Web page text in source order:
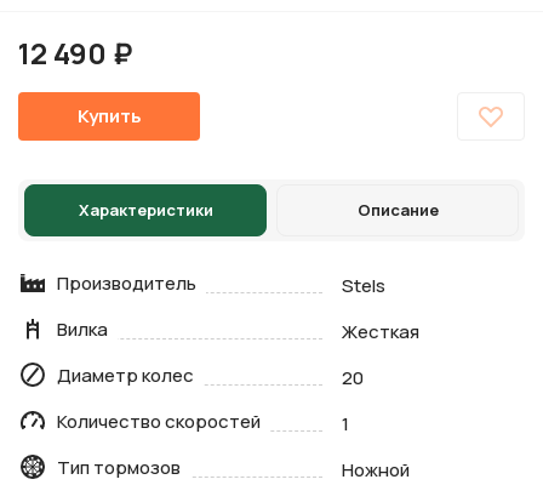
12 490 ₽
Купить
Характеристики Описание
Производитель
Stels
Вилка
Жесткая
Диаметр колес
20
Количество скоростей
1
Тип тормозов
Ножной